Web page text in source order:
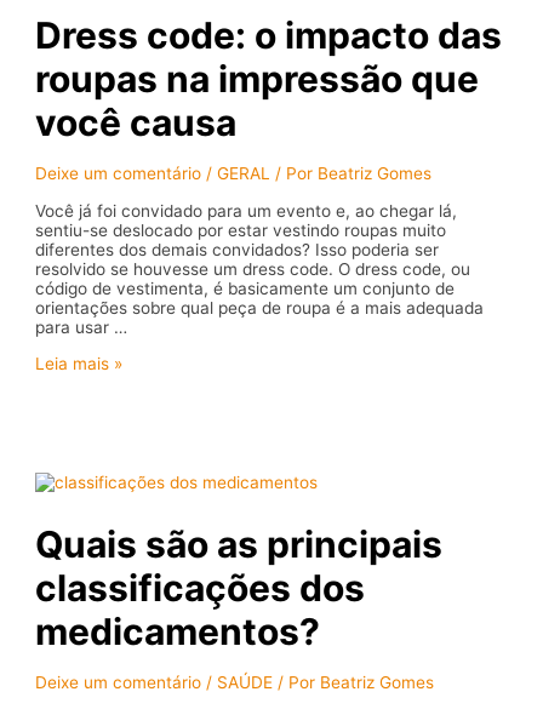
Dress code: o impacto das
roupas na impressão que
você causa
Deixe um comentário /GERAL / Por Beatriz Gomes
Você já foi convidado para um evento e, ao chegar lá,
sentiu-se deslocado por estar vestindo roupas muito
diferentes dos demais convidados? Isso poderia ser
resolvido se houvesse um dress code. O dress code, ou
código de vestimenta, é basicamente um conjunto de
orientações sobre qual peça de roupa é a mais adequada
para usar …
Dress
na
impressão
você
causa
Leia mais »
Quais são as principais
classificações dos
medicamentos?
Deixe um comentário / SAÚDE / Por Beatriz Gomes